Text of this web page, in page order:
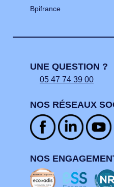
Bpifrance
UNE QUESTION ?
05 47 74 39 00
NOS RÉSEAUX
NOS